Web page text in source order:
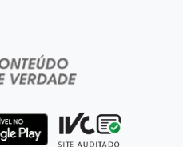
Atlético-MG e segue
de sequestro